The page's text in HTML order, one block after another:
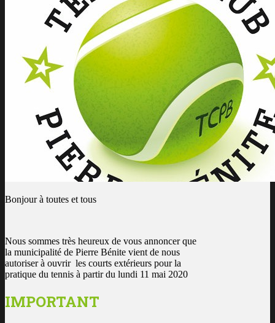
Bonjour à toutes et tous
Nous sommes très heureux de vous annoncer que
la municipalité de Pierre Bénite vient de nous
autoriser à ouvrir les courts extérieurs pour la
pratique du tennis à partir du lundi 11 mai 2020
IMPORTANT